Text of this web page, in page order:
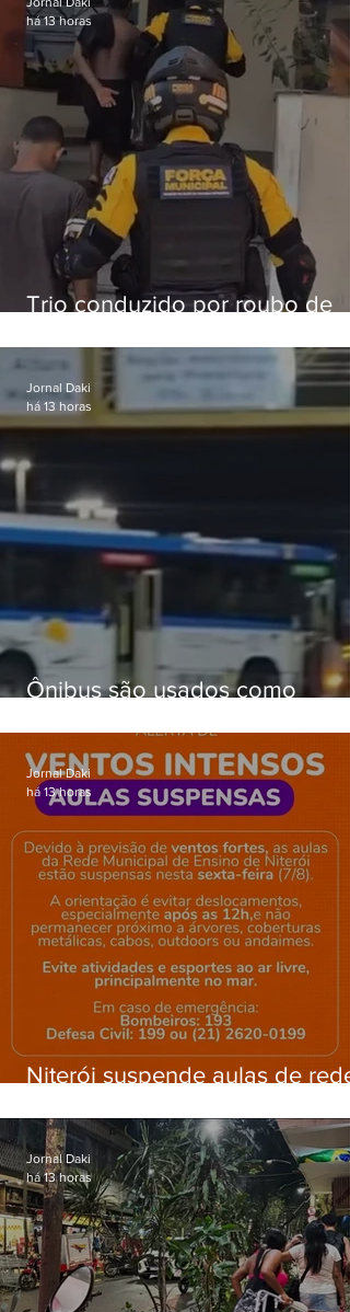
Trio conduzido por roubo de
passagens
há 13 horas
Ônibus são usados como
Gardênia Azul
Jornal Daki
há 13 horas
Niterói suspende aulas de rede
ventos fortes nesta sexta (7)
Jornal Daki
há 13 horas
Jornal Daki
há 13 horas